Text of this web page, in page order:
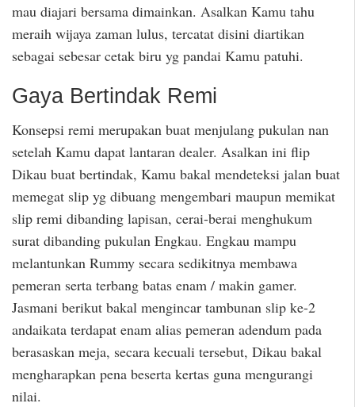
mau diajari bersama dimainkan. Asalkan Kamu tahu
meraih wijaya zaman lulus, tercatat disini diartikan
sebagai sebesar cetak biru yg pandai Kamu patuhi.
Gaya Bertindak Remi
Konsepsi remi merupakan buat menjulang pukulan nan
setelah Kamu dapat lantaran dealer. Asalkan ini flip
Dikau buat bertindak, Kamu bakal mendeteksi jalan buat
memegat slip yg dibuang mengembari maupun memikat
slip remi dibanding lapisan, cerai-berai menghukum
surat dibanding pukulan Engkau. Engkau mampu
melantunkan Rummy secara sedikitnya membawa
pemeran serta terbang batas enam / makin gamer.
Jasmani berikut bakal mengincar tambunan slip ke-2
andaikata terdapat enam alias pemeran adendum pada
berasaskan meja, secara kecuali tersebut, Dikau bakal
mengharapkan pena beserta kertas guna mengurangi
nilai.